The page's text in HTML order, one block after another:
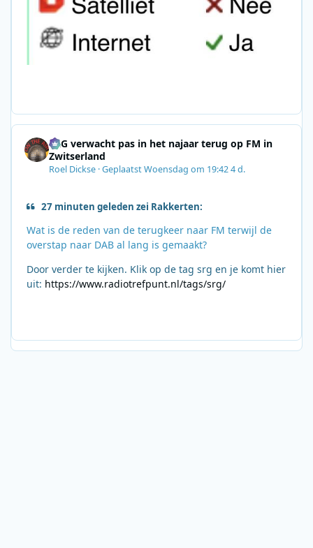
SRG verwacht pas in het najaar terug op FM in
Zwitserland
Roel Dickse ·GeplaatstWoensdag om 19:424 d.
27 minuten geleden zei Rakkerten:
Wat is de reden van de terugkeer naar FM terwijl de
overstap naar DAB al lang is gemaakt?
Door verder te kijken. Klik op de tag srg en je komt hier
uit: https://www.radiotrefpunt.nl/tags/srg/